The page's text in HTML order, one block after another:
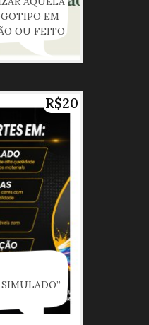
EM
OU FEITO
UMA
PARA
R$20